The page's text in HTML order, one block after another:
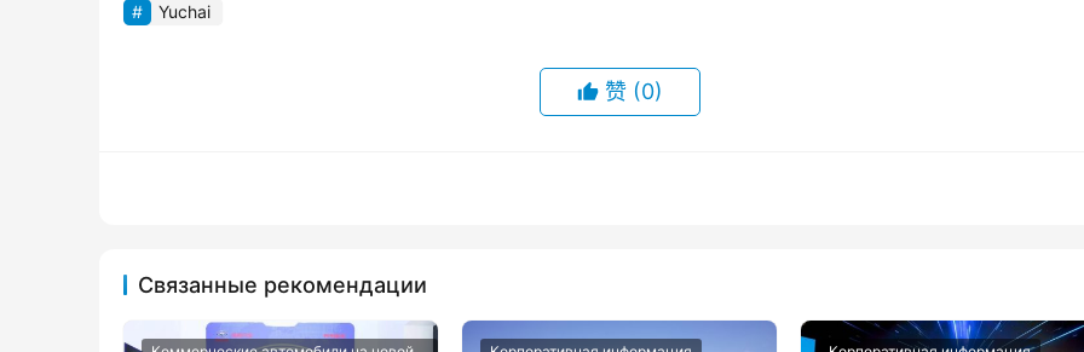
Yuchai
赞 (0)
Связанные рекомендации